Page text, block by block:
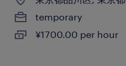
temporary
¥1700.00 per hour